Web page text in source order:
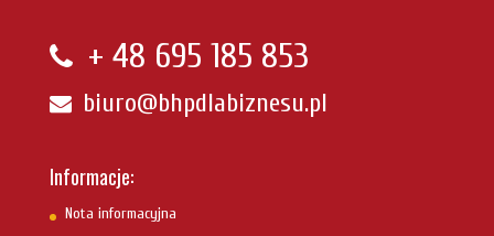
+ 48 695 185 853
biuro@bhpdlabiznesu.pl
Informacje:
Nota informacyjna